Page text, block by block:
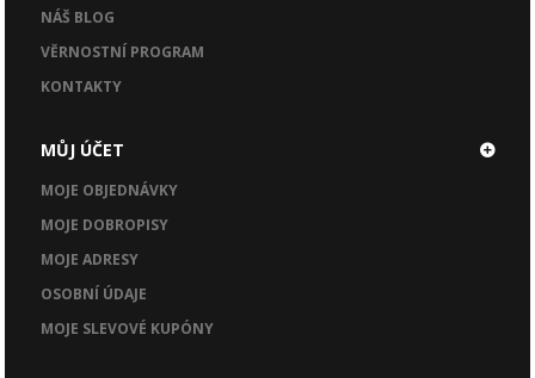
NÁŠ BLOG
VĚRNOSTNÍ PROGRAM
KONTAKTY
MŮJ ÚČET
MOJE OBJEDNÁVKY
MOJE DOBROPISY
MOJE ADRESY
OSOBNÍ ÚDAJE
MOJE SLEVOVÉ KUPÓNY